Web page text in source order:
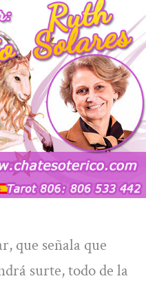
que señala que
surte, todo de la